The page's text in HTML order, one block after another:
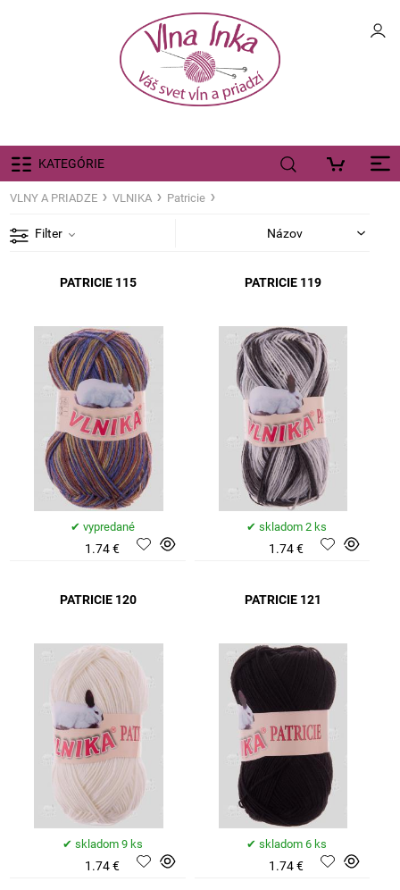
KATEGÓRIE
VLNY A PRIADZE VLNIKA Patricie
Filter
PATRICIE 115
vypredané
1.74 €
PATRICIE 119
skladom 2 ks
1.74 €
PATRICIE 120
skladom 9 ks
1.74 €
PATRICIE 121
skladom 6 ks
1.74 €